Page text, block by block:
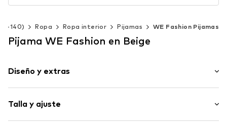
140) Ropa Ropa interior Pijamas WE Fashion Pijamas
Pijama WE Fashion en Beige
Diseño y extras
Jersey
Estampado en toda la superficie
Talla y ajuste